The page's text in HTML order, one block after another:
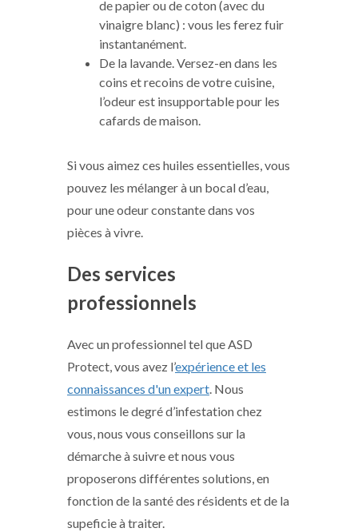
de papier ou de coton (avec du
vinaigre blanc) : vous les ferez fuir
instantanément.
De la lavande. Versez-en dans les
coins et recoins de votre cuisine,
l’odeur est insupportable pour les
cafards de maison.
Si vous aimez ces huiles essentielles, vous
pouvez les mélanger à un bocal d’eau,
pour une odeur constante dans vos
pièces à vivre.
Des services
professionnels
Avec un professionnel tel que ASD
Protect, vous avez l’expérience et les
connaissances d'un expert. Nous
estimons le degré d’infestation chez
vous, nous vous conseillons sur la
démarche à suivre et nous vous
proposerons différentes solutions, en
fonction de la santé des résidents et de la
supeficie à traiter.